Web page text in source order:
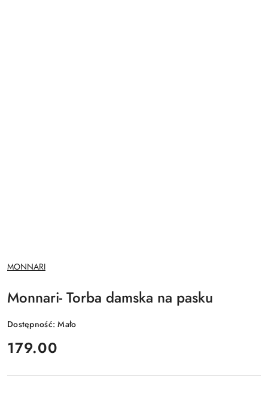
NAZWA
PRODUCENTA:
MONNARI
Monnari- Torba damska na pasku
Dostępność:Mało
cena:
179.00